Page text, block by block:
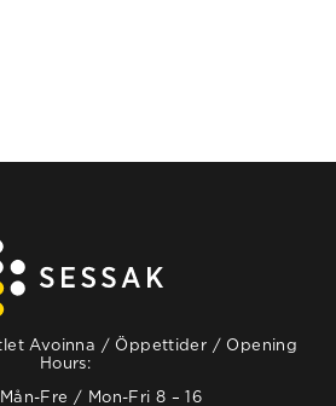
Avoinna / Öppettider / Opening
Hours:
Fre / Mon-Fri 8 – 16